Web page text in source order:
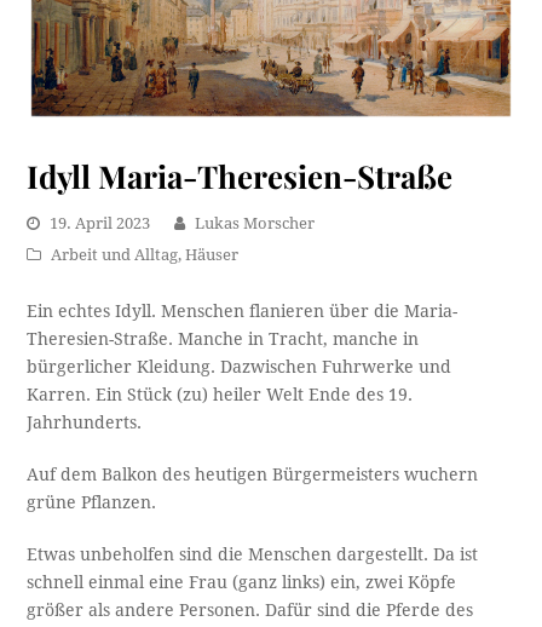
Idyll Maria-Theresien-Straße
19. April 2023
Lukas Morscher
Arbeit und Alltag,Häuser
Ein echtes Idyll. Menschen flanieren über die Maria-
Theresien-Straße. Manche in Tracht, manche in
bürgerlicher Kleidung. Dazwischen Fuhrwerke und
Karren. Ein Stück (zu) heiler Welt Ende des 19.
Jahrhunderts.
Auf dem Balkon des heutigen Bürgermeisters wuchern
grüne Pflanzen.
Etwas unbeholfen sind die Menschen dargestellt. Da ist
schnell einmal eine Frau (ganz links) ein, zwei Köpfe
größer als andere Personen. Dafür sind die Pferde des